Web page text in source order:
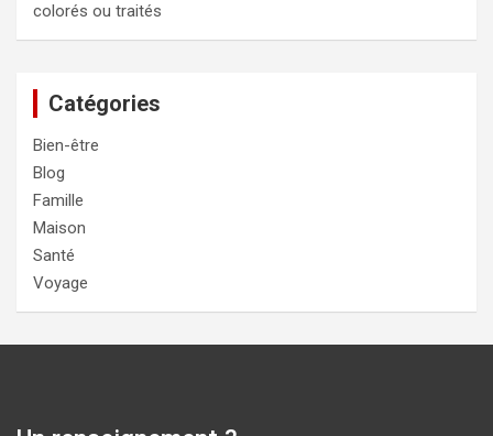
colorés ou traités
Catégories
Bien-être
Blog
Famille
Maison
Santé
Voyage